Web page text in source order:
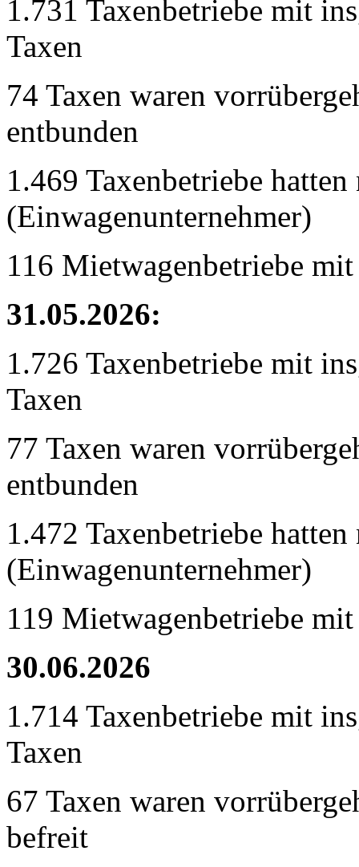
1.731 Taxenbetriebe mit
Taxen
74 Taxen waren
entbunden
1.469 Taxenbetriebe hatten
(Einwagenunternehmer)
116 Mietwagenbetriebe
31.05.2026:
1.726 Taxenbetriebe mit
Taxen
77 Taxen waren
entbunden
1.472 Taxenbetriebe hatten
(Einwagenunternehmer)
119 Mietwagenbetriebe
30.06.2026
1.714 Taxenbetriebe mit
Taxen
67 Taxen waren
befreit